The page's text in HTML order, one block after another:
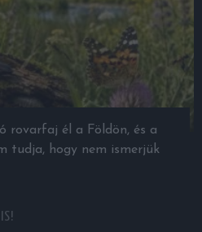
rovarfaj él a Földön, és a
tudja, hogy nem ismerjük